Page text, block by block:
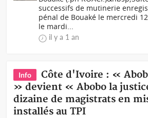
successifs de mutinerie
pénal de Bouaké le mercredi
le mardi...
il y a 1 an
Info
Côte d'Ivoire : «
» devient « Abobo la
dizaine de magistrats en
installés au TPI